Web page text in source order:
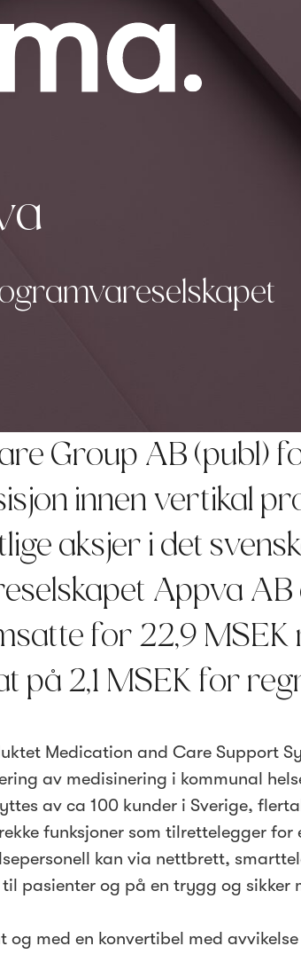
Group AB (publ)
innen vertikal
aksjer i det
Appva AB
for 22,9 MSEK
på 2,1 MSEK for
Medication and Care Support
av medisinering i kommunal
av ca 100 kunder i Sverige,
funksjoner som tilrettelegger for
kan via nettbrett,
pasienter og på en trygg og sikker
og med en konvertibel med